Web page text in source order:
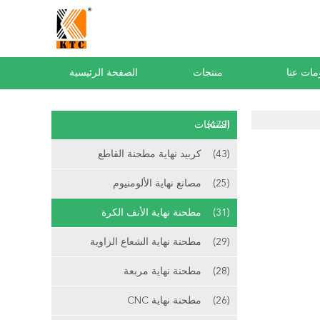
الصفحة الرئيسية منتجات عنا
المنتجات(479)
كربيد نهاية مطحنة القاطع (43)
مصانع نهاية الألومنيوم (25)
مطحنة نهاية الأنف الكرة (31)
مطحنة نهاية الشعاع الزاوية (29)
مطحنة نهاية مربعة (28)
مطحنة نهاية CNC (26)